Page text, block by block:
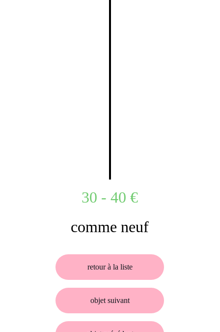
30 - 40 €
retour à la liste
objet suivant
comme neuf